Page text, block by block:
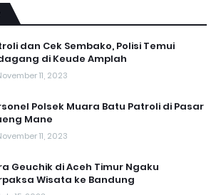
dan Cek Sembako, Polisi Temui
di Keude Amplah
11, 2023
Polsek Muara Batu Patroli di Pasar
Mane
11, 2023
Geuchik di Aceh Timur Ngaku
Wisata ke Bandung